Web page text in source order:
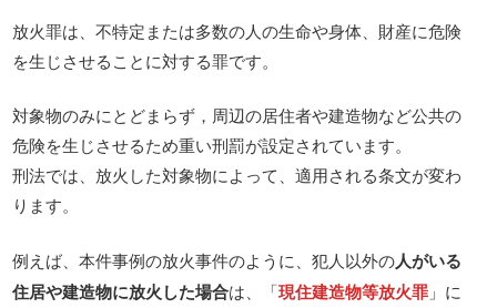
放火罪は、不特定または多数の人の生命や身体、財産に危険
を生じさせることに対する罪です。
対象物のみにとどまらず，周辺の居住者や建造物など公共の
危険を生じさせるため重い刑罰が設定されています。
刑法では、放火した対象物によって、適用される条文が変わ
ります。
例えば、本件事例の放火事件のように、犯人以外の人がいる
住居や建造物に放火した場合は、「現住建造物等放火罪 」に